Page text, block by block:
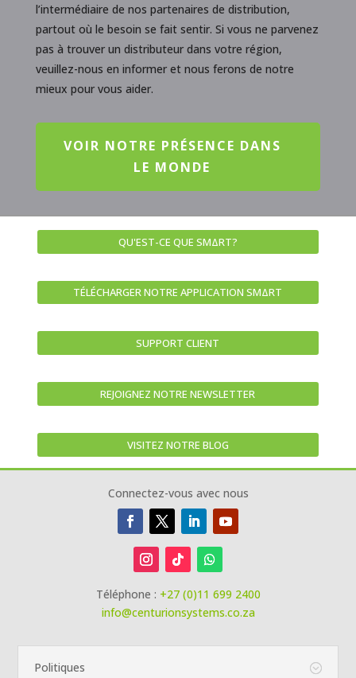
l’intermédiaire de nos partenaires de distribution,
partout où le besoin se fait sentir. Si vous ne parvenez
pas à trouver un distributeur dans votre région,
veuillez-nous en informer et nous ferons de notre
mieux pour vous aider.
VOIR NOTRE PRÉSENCE DANS
LE MONDE
QU'EST-CE QUE SMΔRT?
TÉLÉCHARGER NOTRE APPLICATION SMΔRT
SUPPORT CLIENT
REJOIGNEZ NOTRE NEWSLETTER
VISITEZ NOTRE BLOG
Connectez-vous avec nous
Téléphone : +27 (0)11 699 2400
info@centurionsystems.co.za
Politiques